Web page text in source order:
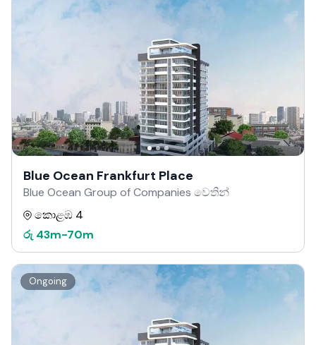
Blue Ocean Frankfurt Place
Blue Ocean Group of Companies වෙතින්
කොළඹ 4
රු 43m-70m
Ongoing